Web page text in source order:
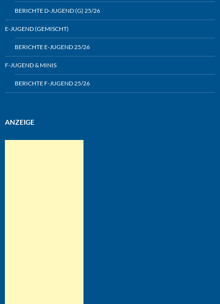
BERICHTE D-JUGEND (G) 25/26
E-JUGEND (GEMISCHT)
BERICHTE E-JUGEND 25/26
F-JUGEND & MINIS
BERICHTE F-JUGEND 25/26
ANZEIGE